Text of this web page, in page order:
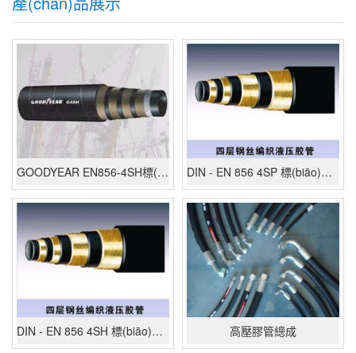
GOODYEAR EN856-4SH標(biāo)準(zhǔn) DIN - EN 856 4SP 標(biāo)準(zhǔn)
DIN - EN 856 4SH 標(biāo)準(zhǔn) 高壓膠管總成